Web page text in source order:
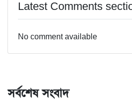
Latest Comments
No comment available
সর্বশেষ সংবাদ